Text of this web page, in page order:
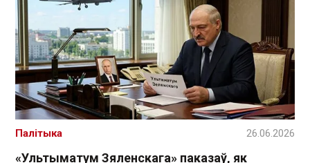
«Ультыматум Зяленскага» паказаў, як
Палітыка 26.06.2026